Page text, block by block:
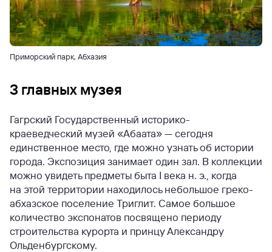
Приморский парк, Абхазия
3 главных музея
Гагрский Государственный историко-
краеведческий музей «Абаата» — сегодня
единственное место, где можно узнать об истории
города. Экспозиция занимает один зал. В коллекции
можно увидеть предметы быта I века н. э., когда
на этой территории находилось небольшое греко-
абхазское поселение Триглит. Самое большое
количество экспонатов посвящено периоду
строительства курорта и принцу Александру
Ольденбургскому.